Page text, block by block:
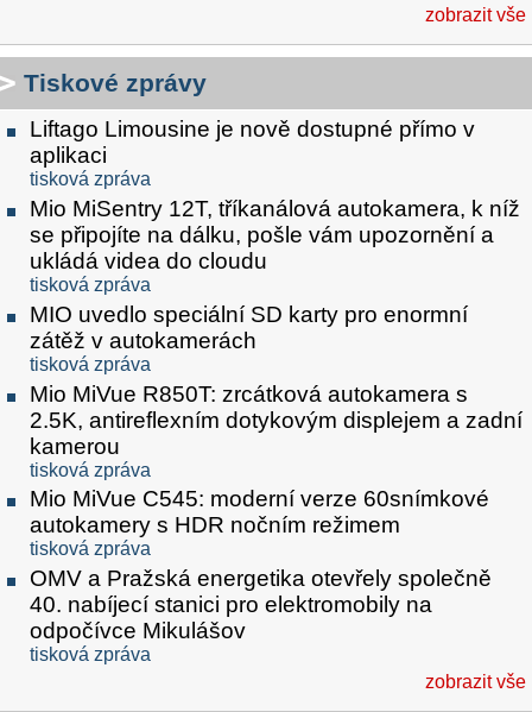
zobrazit vše
Tiskové zprávy
Liftago Limousine je nově dostupné přímo v
aplikaci
tisková zpráva
Mio MiSentry 12T, tříkanálová autokamera, k níž
se připojíte na dálku, pošle vám upozornění a
ukládá videa do cloudu
tisková zpráva
MIO uvedlo speciální SD karty pro enormní
zátěž v autokamerách
tisková zpráva
Mio MiVue R850T: zrcátková autokamera s
2.5K, antireflexním dotykovým displejem a zadní
kamerou
tisková zpráva
Mio MiVue C545: moderní verze 60snímkové
autokamery s HDR nočním režimem
tisková zpráva
OMV a Pražská energetika otevřely společně
40. nabíjecí stanici pro elektromobily na
odpočívce Mikulášov
tisková zpráva
zobrazit vše